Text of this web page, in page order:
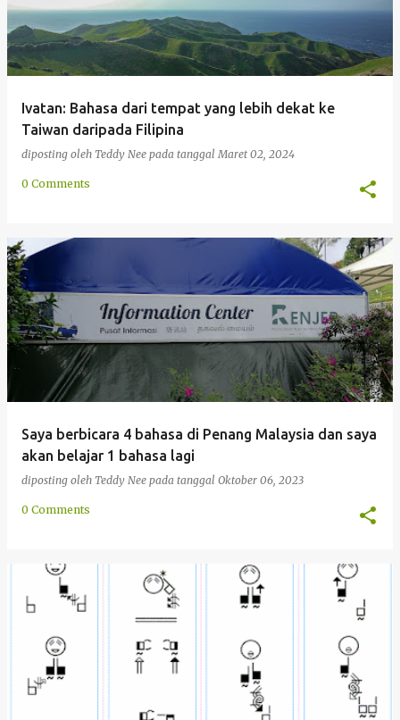
Ivatan: Bahasa dari tempat yang lebih dekat ke
Taiwan daripada Filipina
diposting oleh Teddy Nee pada tanggalMaret 02, 2024
0 Comments
Saya berbicara 4 bahasa di Penang Malaysia dan saya
akan belajar 1 bahasa lagi
diposting oleh Teddy Nee pada tanggal Oktober 06, 2023
0 Comments